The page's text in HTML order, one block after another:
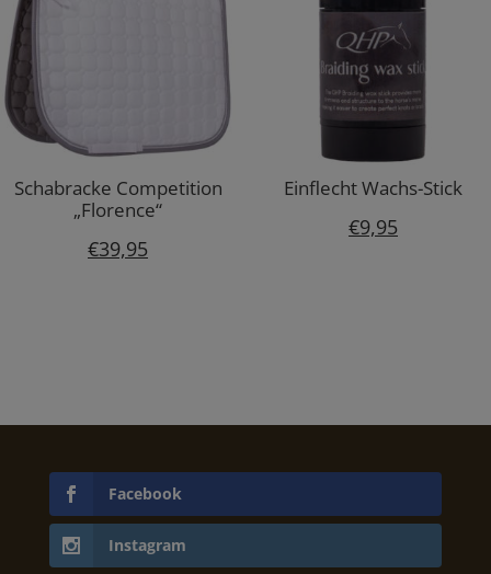
Schabracke Competition
„Florence“
€39,95
Einflecht Wachs-Stick
€9,95
Facebook
Instagram